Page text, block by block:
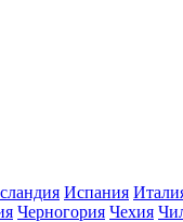
Испания
Черногория Чехия